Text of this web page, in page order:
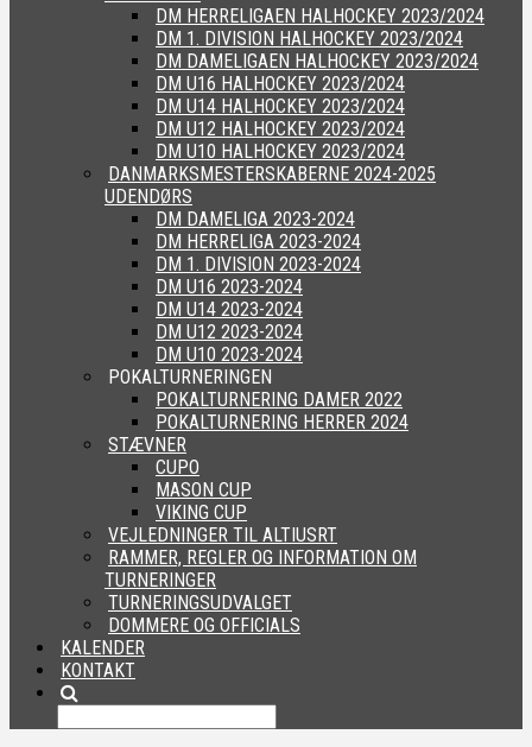
DM HERRELIGAEN HALHOCKEY 2023/2024
DM 1. DIVISION HALHOCKEY 2023/2024
DM DAMELIGAEN HALHOCKEY 2023/2024
DM U16 HALHOCKEY 2023/2024
DM U14 HALHOCKEY 2023/2024
DM U12 HALHOCKEY 2023/2024
DM U10 HALHOCKEY 2023/2024
DANMARKSMESTERSKABERNE 2024-2025
UDENDØRS
DM DAMELIGA 2023-2024
DM HERRELIGA 2023-2024
DM 1. DIVISION 2023-2024
DM U16 2023-2024
DM U14 2023-2024
DM U12 2023-2024
DM U10 2023-2024
POKALTURNERINGEN
POKALTURNERING DAMER 2022
POKALTURNERING HERRER 2024
STÆVNER
CUPO
MASON CUP
VIKING CUP
VEJLEDNINGER TIL ALTIUSRT
RAMMER, REGLER OG INFORMATION OM
TURNERINGER
TURNERINGSUDVALGET
DOMMERE OG OFFICIALS
KALENDER
KONTAKT